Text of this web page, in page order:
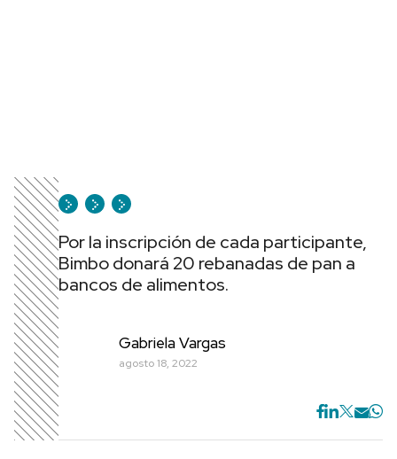
Por la inscripción de cada participante,
Bimbo donará 20 rebanadas de pan a
bancos de alimentos.
Gabriela Vargas
agosto 18, 2022